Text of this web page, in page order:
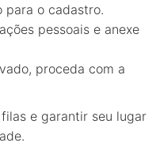
para o cadastro.
pessoais e anexe
proceda com a
e garantir seu lugar